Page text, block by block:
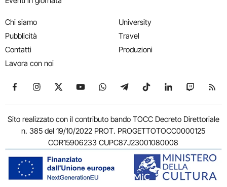
Chi siamo
Pubblicità
Contatti
Lavora con noi
University
Travel
Produzioni
Seguici su Facebook
Seguici su Instagram
Seguici su X
Seguici su YouTube
Seguici su WhatsApp
Seguici su Telegram
Seguici su TikTok
Seguici su
Seguici
Sito realizzato con il contributo bando TOCC Decreto Direttoriale
n. 385 del 19/10/2022 PROT. PROGETTOTOCC0000125
COR15906233 CUPC87J23001080008